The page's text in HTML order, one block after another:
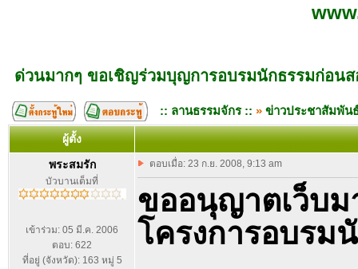
ด่วนมากๆ ขอเชิญร่วมบุญการอบรมนักธรรมก่อน
:: ลานธรรมจักร :: » ข่าวประชาสัมพัน
ผู้ตั้ง
พระสมรัก
บัวบานเต็มที่
เข้าร่วม: 05 มี.ค. 2006
ตอบ: 622
ที่อยู่ (จังหวัด): 163 หมู่ 5
ตอบเมื่อ: 23 ก.ย. 2008, 9:13 am
ขออนุญาตเว็บม
โครงการอบรม